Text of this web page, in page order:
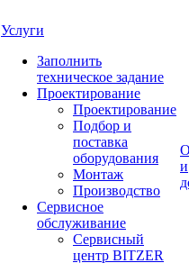
Услуги
Заполнить
техническое задание
Проектирование
Проектирование
Подбор и
поставка
оборудования
Монтаж
Производство
Сервисное
обслуживание
Сервисный
центр BITZER
и